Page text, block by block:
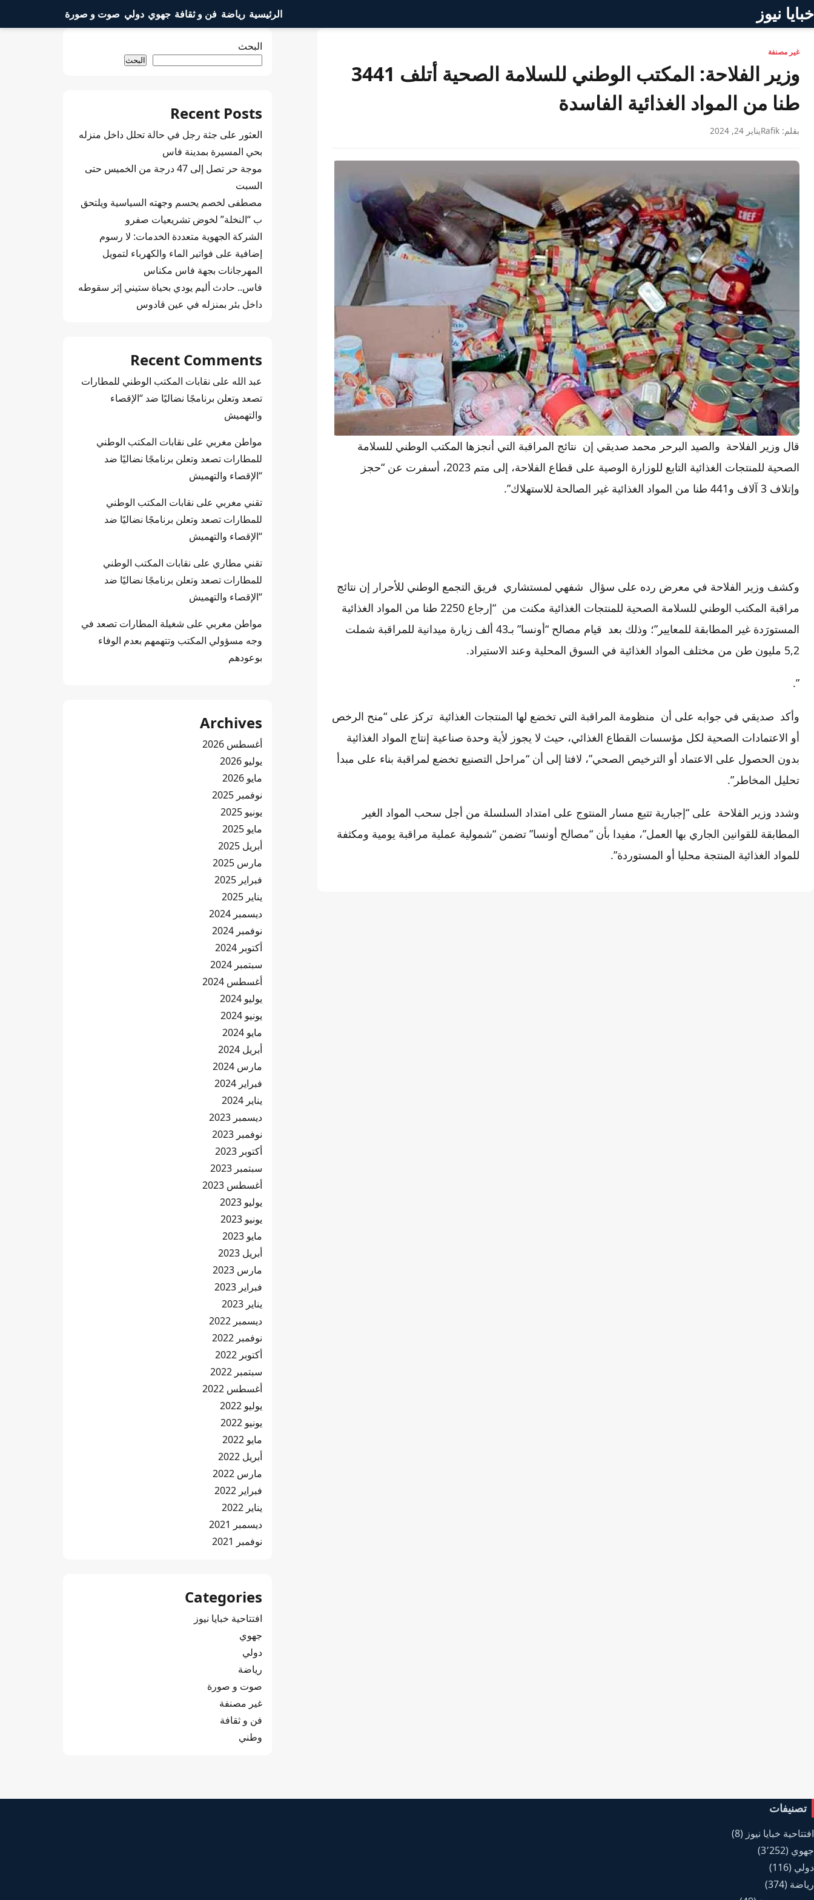
خبايا نيوز الرئيسية رياضة فن و ثقافة جهوي دولي صوت و صورة
غير مصنفة
وزير الفلاحة: المكتب الوطني للسلامة الصحية أتلف 3441
طنا من المواد الغذائية الفاسدة
بقلم: Rafik يناير 24, 2024
قال وزير الفلاحة والصيد البرحر محمد صديقي إن نتائج المراقبة التي أنجزها المكتب الوطني للسلامة
الصحية للمنتجات الغذائية التابع للوزارة الوصية على قطاع الفلاحة، إلى متم 2023، أسفرت عن “حجز
وإتلاف 3 آلاف و441 طنا من المواد الغذائية غير الصالحة للاستهلاك”.
وكشف وزير الفلاحة في معرض رده على سؤال شفهي لمستشاري فريق التجمع الوطني للأحرار إن نتائج
مراقبة المكتب الوطني للسلامة الصحية للمنتجات الغذائية مكنت من “إرجاع 2250 طنا من المواد الغذائية
المستورَدة غير المطابقة للمعايير”؛ وذلك بعد قيام مصالح “أونسا” بـ43 ألف زيارة ميدانية للمراقبة شملت
5,2 مليون طن من مختلف المواد الغذائية في السوق المحلية وعند الاستيراد.
”.
وأكد صديقي في جوابه على أن منظومة المراقبة التي تخضع لها المنتجات الغذائية تركز على “منح الرخص
أو الاعتمادات الصحية لكل مؤسسات القطاع الغذائي، حيث لا يجوز لأية وحدة صناعية إنتاج المواد الغذائية
بدون الحصول على الاعتماد أو الترخيص الصحي”، لافتا إلى أن “مراحل التصنيع تخضع لمراقبة بناء على مبدأ
تحليل المخاطر”.
وشدد وزير الفلاحة على “إجبارية تتبع مسار المنتوج على امتداد السلسلة من أجل سحب المواد الغير
المطابقة للقوانين الجاري بها العمل”، مفيدا بأن “مصالح أونسا” تضمن “شمولية عملية مراقبة يومية ومكثفة
للمواد الغذائية المنتجة محليا أو المستوردة”.
البحث
البحث
Recent Posts
العثور على جثة رجل في حالة تحلل داخل منزله
بحي المسيرة بمدينة فاس
موجة حر تصل إلى 47 درجة من الخميس حتى
السبت
مصطفى لخصم يحسم وجهته السياسية ويلتحق
ب “النخلة” لخوض تشريعيات صفرو
الشركة الجهوية متعددة الخدمات: لا رسوم
إضافية على فواتير الماء والكهرباء لتمويل
المهرجانات بجهة فاس مكناس
فاس.. حادث أليم يودي بحياة ستيني إثر سقوطه
داخل بئر بمنزله في عين قادوس
Recent Comments
عبد الله على نقابات المكتب الوطني للمطارات
تصعد وتعلن برنامجًا نضاليًا ضد “الإقصاء
والتهميش
مواطن مغربي على نقابات المكتب الوطني
للمطارات تصعد وتعلن برنامجًا نضاليًا ضد
“الإقصاء والتهميش
تقني مغربي على نقابات المكتب الوطني
للمطارات تصعد وتعلن برنامجًا نضاليًا ضد
“الإقصاء والتهميش
تقني مطاري على نقابات المكتب الوطني
للمطارات تصعد وتعلن برنامجًا نضاليًا ضد
“الإقصاء والتهميش
مواطن مغربي على شغيلة المطارات تصعد في
وجه مسؤولي المكتب وتتهمهم بعدم الوفاء
بوعودهم
Archives
أغسطس 2026
يوليو 2026
مايو 2026
نوفمبر 2025
يونيو 2025
مايو 2025
أبريل 2025
مارس 2025
فبراير 2025
يناير 2025
ديسمبر 2024
نوفمبر 2024
أكتوبر 2024
سبتمبر 2024
أغسطس 2024
يوليو 2024
يونيو 2024
مايو 2024
أبريل 2024
مارس 2024
فبراير 2024
يناير 2024
ديسمبر 2023
نوفمبر 2023
أكتوبر 2023
سبتمبر 2023
أغسطس 2023
يوليو 2023
يونيو 2023
مايو 2023
أبريل 2023
مارس 2023
فبراير 2023
يناير 2023
ديسمبر 2022
نوفمبر 2022
أكتوبر 2022
سبتمبر 2022
أغسطس 2022
يوليو 2022
يونيو 2022
مايو 2022
أبريل 2022
مارس 2022
فبراير 2022
يناير 2022
ديسمبر 2021
نوفمبر 2021
Categories
افتتاحية خبايا نيوز
جهوي
دولي
رياضة
صوت و صورة
غير مصنفة
فن و ثقافة
وطني
تصنيفات
افتتاحية خبايا نيوز (8)
جهوي (3٬252)
دولي (116)
رياضة (374)